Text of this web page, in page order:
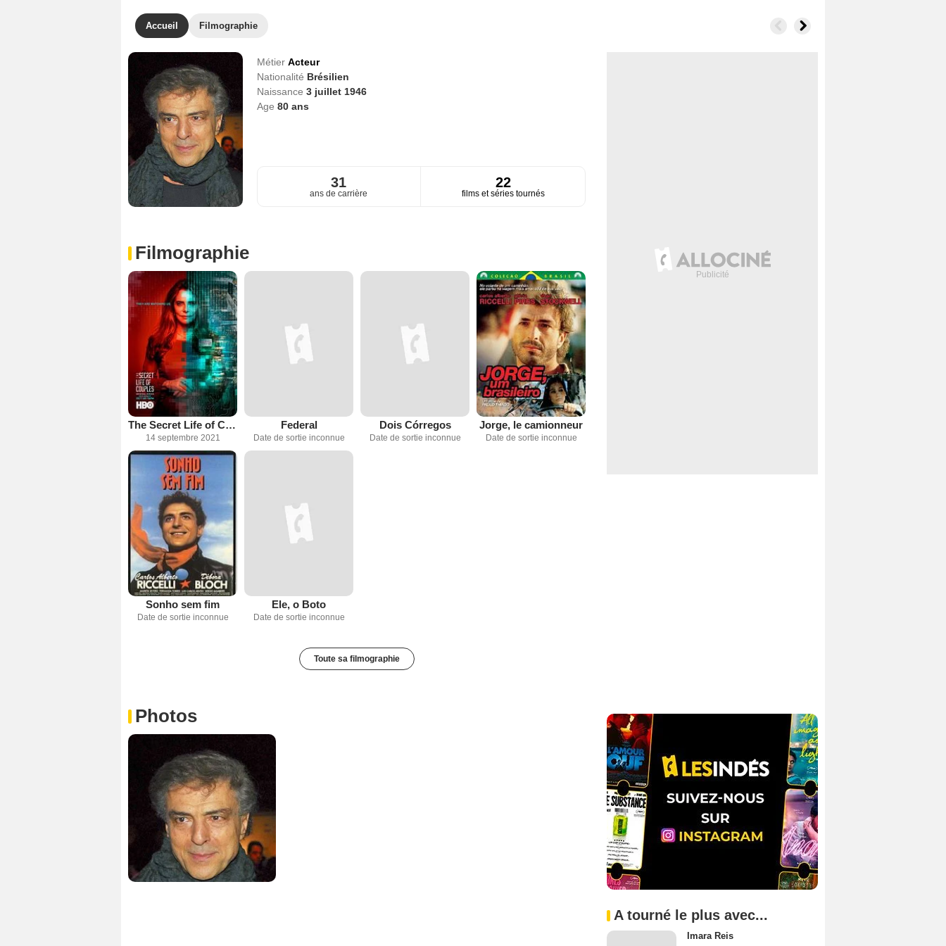
Accueil Filmographie
Métier Acteur
Nationalité Brésilien
Naissance 3 juillet 1946
Age 80ans
31
ans de carrière
22
films et séries tournés
Filmographie
The Secret Life of Couples
14 septembre 2021
Federal
Date de sortie inconnue
Dois Córregos
Date de sortie inconnue
Jorge, le camionneur
Date de sortie inconnue
Sonho sem fim
Date de sortie inconnue
Ele, o Boto
Date de sortie inconnue
Toute sa filmographie
Photos
A tourné le plus avec...
Imara Reis